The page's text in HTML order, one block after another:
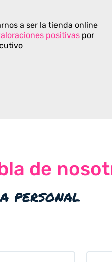
a ser la tienda online
positivas por
de
personal